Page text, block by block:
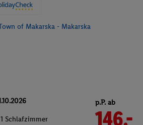
of Makarska - Makarska
Schlafzimmer
p.P. ab
146.-